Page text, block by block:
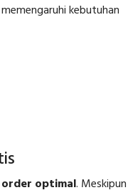
kebutuhan
optimal. Meskipun